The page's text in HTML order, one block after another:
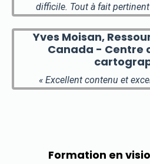
difficile. Tout à fait
Yves Moisan,
Canada - Centre
« Excellent contenu et
Formation en